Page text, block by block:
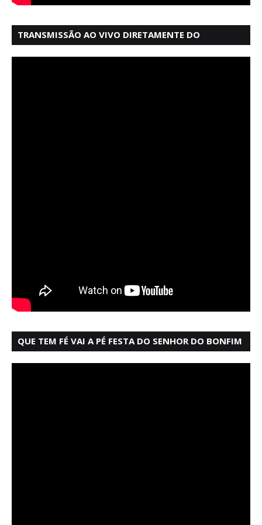
TRANSMISSÃO AO VIVO DIRETAMENTE DO
QUE TEM FÉ VAI A PÉ FESTA DO SENHOR DO BONFIM